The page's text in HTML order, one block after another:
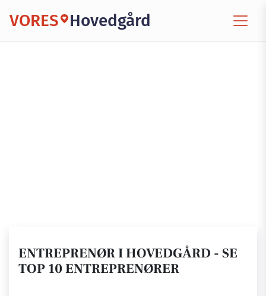
VORES Hovedgård
ENTREPRENØR I HOVEDGÅRD - SE
TOP 10 ENTREPRENØRER